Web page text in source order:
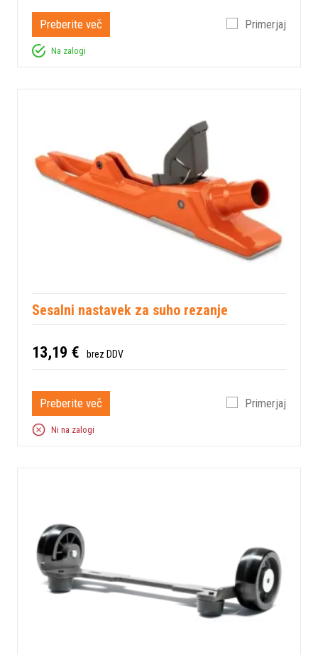
Preberite več Primerjaj
Na zalogi
Sesalni nastavek za suho rezanje
13,19 € brez DDV
Preberite več Primerjaj
Ni na zalogi